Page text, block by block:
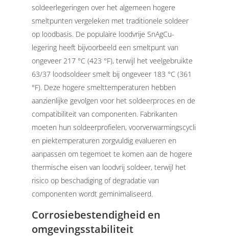
soldeerlegeringen over het algemeen hogere
smeltpunten vergeleken met traditionele soldeer
op loodbasis. De populaire loodvrije SnAgCu-
legering heeft bijvoorbeeld een smeltpunt van
ongeveer 217 °C (423 °F), terwijl het veelgebruikte
63/37 loodsoldeer smelt bij ongeveer 183 °C (361
°F). Deze hogere smelttemperaturen hebben
aanzienlijke gevolgen voor het soldeerproces en de
compatibiliteit van componenten. Fabrikanten
moeten hun soldeerprofielen, voorverwarmingscycli
en piektemperaturen zorgvuldig evalueren en
aanpassen om tegemoet te komen aan de hogere
thermische eisen van loodvrij soldeer, terwijl het
risico op beschadiging of degradatie van
componenten wordt geminimaliseerd.
Corrosiebestendigheid en
omgevingsstabiliteit